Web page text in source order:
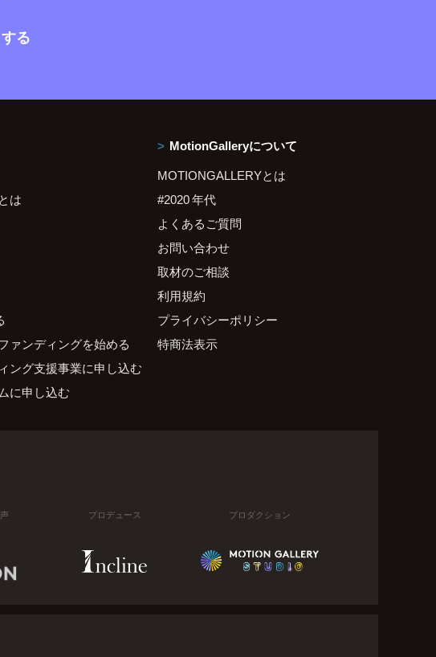
る
は
ァンディングを始める
ング支援事業に申し込む
に申し込む
MotionGalleryについて
MOTIONGALLERYとは
#2020 年代
よくあるご質問
お問い合わせ
取材のご相談
利用規約
プライバシーポリシー
特商法表示
プロデュース プロダクション